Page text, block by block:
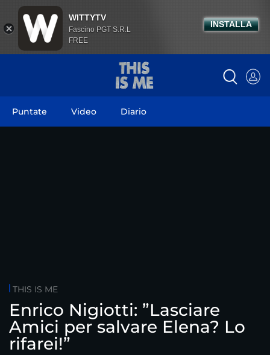
Puntate Video Diario
THIS IS ME
Enrico Nigiotti: ”Lasciare
Amici per salvare Elena? Lo
rifarei!”
WITTYTV
Fascino PGT S.R.L
FREE
INSTALLA